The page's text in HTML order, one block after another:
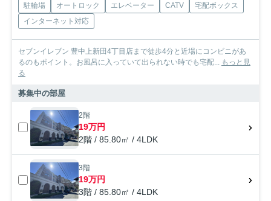
駐輪場 オートロック エレベーター CATV
宅配ボックス
インターネット対応
セブンイレブン 豊中上新田4丁目店まで徒歩4分と近場にコンビニがあ
るのもポイント。お風呂に入っていて出られない時でも宅配...
もっと見
る
募集中の部屋
2階
19万円
2階 / 85.80㎡ / 4LDK
3階
19万円
3階 / 85.80㎡ / 4LDK